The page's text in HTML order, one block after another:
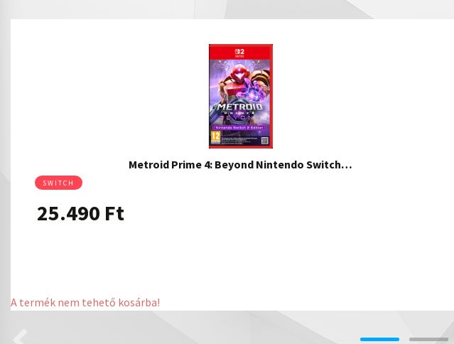
Metroid Prime 4: Beyond Nintendo Switch…
SWITCH
25.490 Ft
A termék nem tehető kosárba!